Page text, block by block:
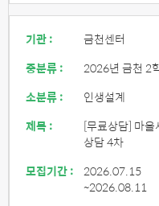
기관 :
금천센터
중분류 :
2026년 금천 2
소분류 :
인생설계
제목 :
[무료상담] 마
상담 4차
모집기간 : 2026.07.15
~2026.08.11